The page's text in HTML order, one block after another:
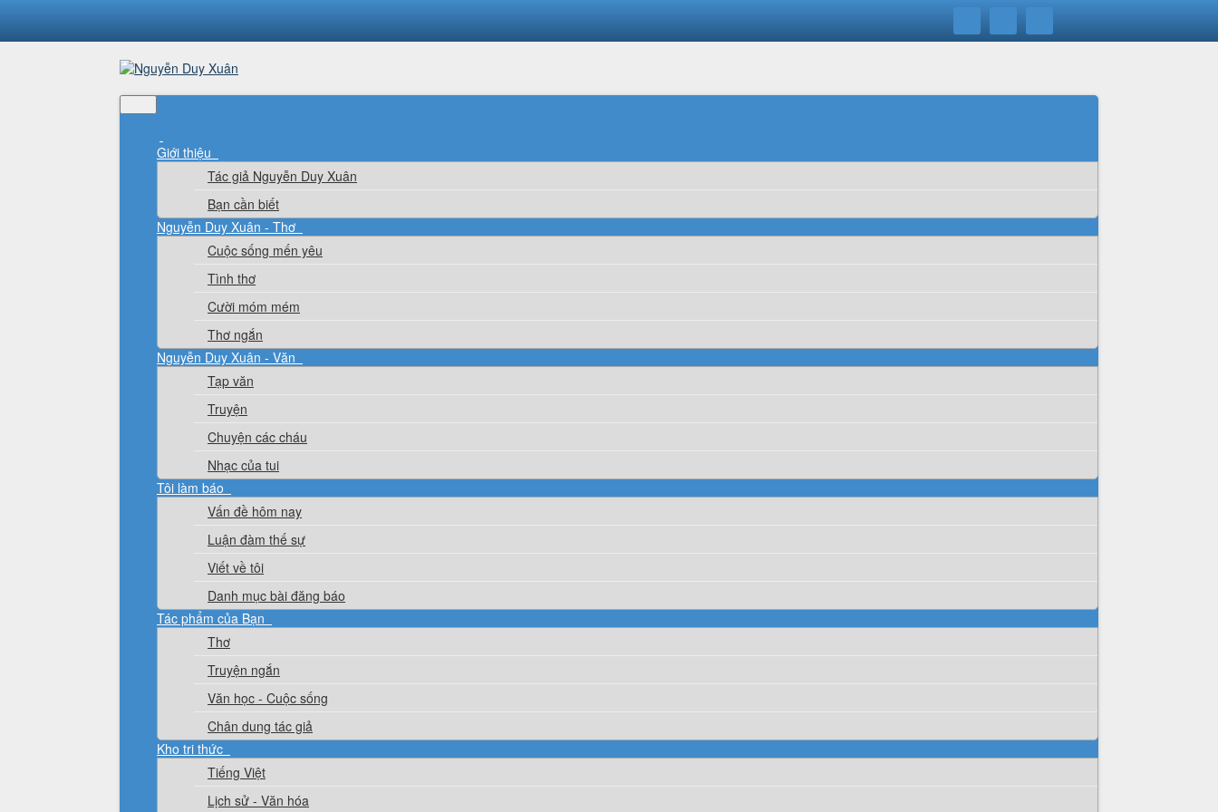
Giới thiệu
Tác giả Nguyễn Duy Xuân
Bạn cần biết
Nguyễn Duy Xuân - Thơ
Cuộc sống mến yêu
Tình thơ
Cười móm mém
Thơ ngắn
Nguyễn Duy Xuân - Văn
Tạp văn
Truyện
Chuyện các cháu
Nhạc của tui
Tôi làm báo
Vấn đề hôm nay
Luận đàm thế sự
Viết về tôi
Danh mục bài đăng báo
Tác phẩm của Bạn
Thơ
Truyện ngắn
Văn học - Cuộc sống
Chân dung tác giả
Kho tri thức
Tiếng Việt
Lịch sử - Văn hóa